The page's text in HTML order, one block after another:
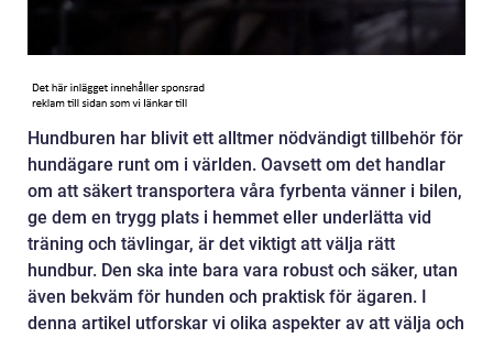
Hundburen har blivit ett alltmer nödvändigt tillbehör för
hundägare runt om i världen. Oavsett om det handlar
om att säkert transportera våra fyrbenta vänner i bilen,
ge dem en trygg plats i hemmet eller underlätta vid
träning och tävlingar, är det viktigt att välja rätt
hundbur. Den ska inte bara vara robust och säker, utan
även bekväm för hunden och praktisk för ägaren. I
denna artikel utforskar vi olika aspekter av att välja och